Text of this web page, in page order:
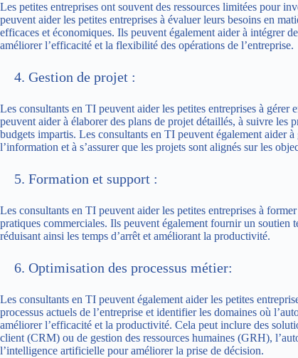
Les petites entreprises ont souvent des ressources limitées pour
peuvent aider les petites entreprises à évaluer leurs besoins en
efficaces et économiques. Ils peuvent également aider à intégrer
améliorer l’efficacité et la flexibilité des opérations de l’entreprise.
Gestion de projet :
Les consultants en TI peuvent aider les petites entreprises à
peuvent aider à élaborer des plans de projet détaillés, à suivre les
budgets impartis. Les consultants en TI peuvent également aider
l’information et à s’assurer que les projets sont alignés sur les
Formation et support :
Les consultants en TI peuvent aider les petites entreprises à
pratiques commerciales. Ils peuvent également fournir un soutien
réduisant ainsi les temps d’arrêt et améliorant la productivité.
Optimisation des processus métier:
Les consultants en TI peuvent également aider les petites
processus actuels de l’entreprise et identifier les domaines où
améliorer l’efficacité et la productivité. Cela peut inclure des
client (CRM) ou de gestion des ressources humaines (GRH),
l’intelligence artificielle pour améliorer la prise de décision.